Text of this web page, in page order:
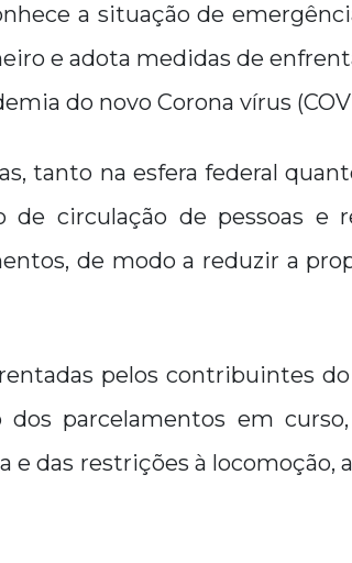
a situação de
e adota medidas de
do novo Corona vírus
tanto na esfera federal
de circulação de pessoas e
de modo a reduzir a
pelos contribuintes
parcelamentos em
e das restrições à locomoção,